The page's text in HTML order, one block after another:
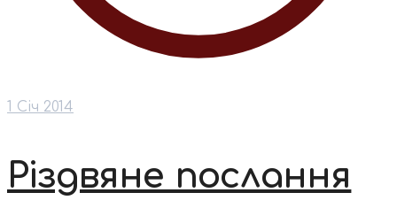
1 Січ 2014
Різдвяне послання